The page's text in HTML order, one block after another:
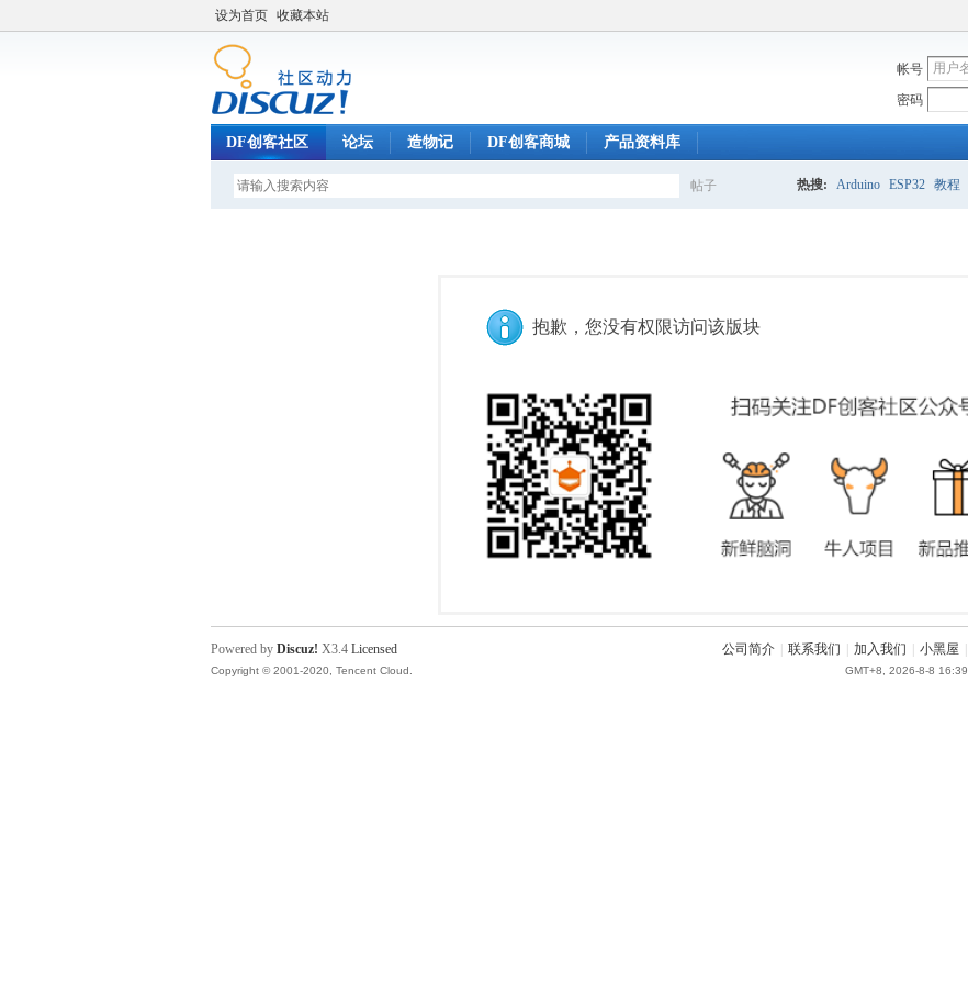
设为首页 收藏本站
帐号
密码
DF创客社区 论坛 造物记 DF创客商城 产品资料库
帖子 热搜: Arduino ESP32 教程
抱歉，您没有权限访问该版块
公司简介 联系我们 加入我们 小黑屋
GMT+8, 2026-8-8 16:39
Powered by Discuz! X3.4 Licensed
Copyright © 2001-2020, Tencent Cloud.